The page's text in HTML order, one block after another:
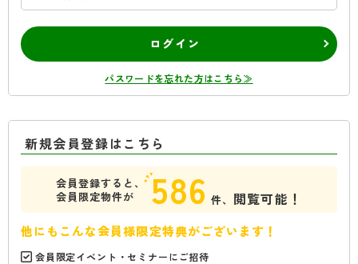
ログイン
パスワードを忘れた方はこちら≫
新規会員登録はこちら
会員登録すると、
会員限定物件が
586 件、 閲覧可能！
他にもこんな会員様限定特典がございます！
会員限定イベント・セミナーにご招待